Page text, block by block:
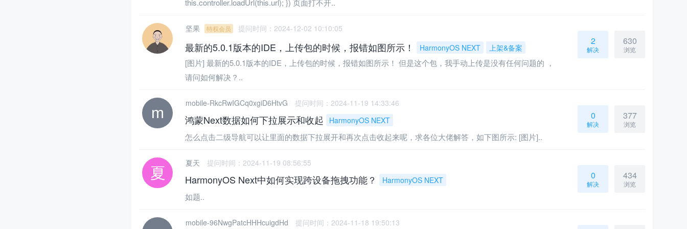
this.controller.loadUrl(this.url); }) 页面打不开..
坚果 特权会员 提问时间：2024-12-02 10:10:05
最新的5.0.1版本的IDE，上传包的时候，报错如图所示！ HarmonyOS NEXT 上架&备案
[图片] 最新的5.0.1版本的IDE，上传包的时候，报错如图所示！ 但是这个包，我手动上传是没有任何问题的 ，
请问如何解决？..
2
解决
630
浏览
mobile-RkcRwIGCq0xgiD6HtvG 提问时间：2024-11-19 14:33:46
鸿蒙Next数据如何下拉展示和收起 HarmonyOS NEXT
怎么点击二级导航可以让里面的数据下拉展开和再次点击收起来呢，求各位大佬解答，如下图所示: [图片]..
0
解决
377
浏览
夏天 提问时间：2024-11-19 08:56:55
HarmonyOS Next中如何实现跨设备拖拽功能？ HarmonyOS NEXT
如题..
0
解决
434
浏览
mobile-96NwgPatcHHHcuigdHd 提问时间：2024-11-18 19:50:13